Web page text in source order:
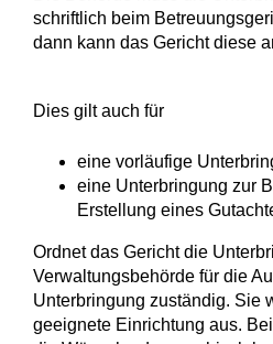
schriftlich beim
dann kann das Gericht diese
Dies gilt auch für
eine vorläufige
eine Unterbringung zur
Erstellung eines
Ordnet das Gericht die
Verwaltungsbehörde für die
Unterbringung zuständig. Sie
geeignete Einrichtung aus.